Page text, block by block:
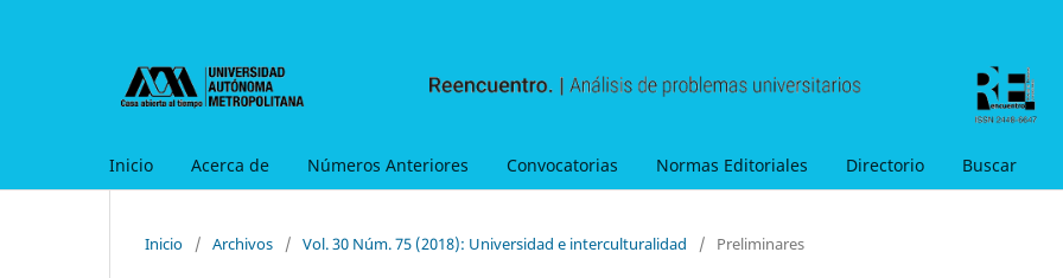
Inicio Acerca de Números Anteriores Convocatorias Normas Editoriales Directorio Buscar
Inicio / Archivos / Vol. 30 Núm. 75 (2018): Universidad e interculturalidad / Preliminares